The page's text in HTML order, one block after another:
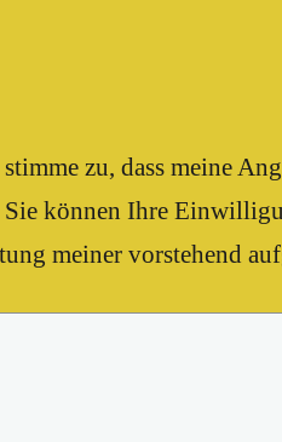
zu, dass meine
können Ihre
meiner vorstehend